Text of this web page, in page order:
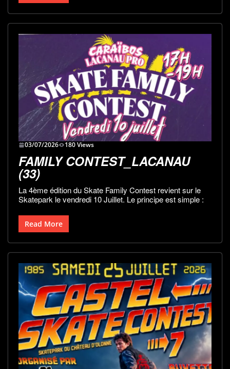
03/07/2026 180 Views
FAMILY CONTEST_LACANAU
(33)
La 4ème édition du Skate Family Contest revient sur le
Skatepark le vendredi 10 Juillet. Le principe est simple :
Read More